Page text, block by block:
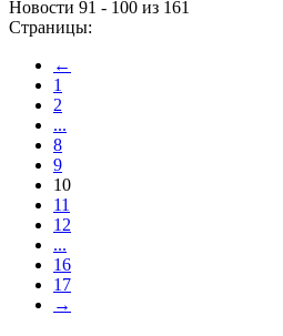
Новости 91 - 100 из 161
Страницы:
←
1
2
...
8
9
10
11
12
...
16
17
→